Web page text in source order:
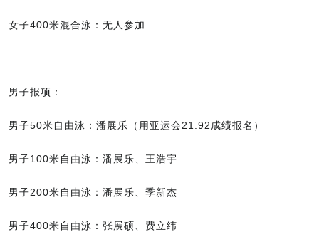
女子400米混合泳：无人参加
男子报项：
男子50米自由泳：潘展乐（用亚运会21.92成绩报名）
男子100米自由泳：潘展乐、王浩宇
男子200米自由泳：潘展乐、季新杰
男子400米自由泳：张展硕、费立纬